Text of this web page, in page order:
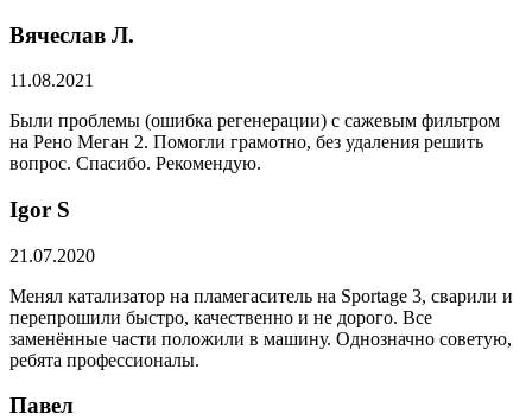
Вячеслав Л.
11.08.2021
Были проблемы (ошибка регенерации) с сажевым фильтром
на Рено Меган 2. Помогли грамотно, без удаления решить
вопрос. Спасибо. Рекомендую.
​Igor S
21.07.2020
Менял катализатор на пламегаситель на Sportage 3, сварили и
перепрошили быстро, качественно и не дорого. Все
заменённые части положили в машину. Однозначно советую,
ребята профессионалы.
Павел